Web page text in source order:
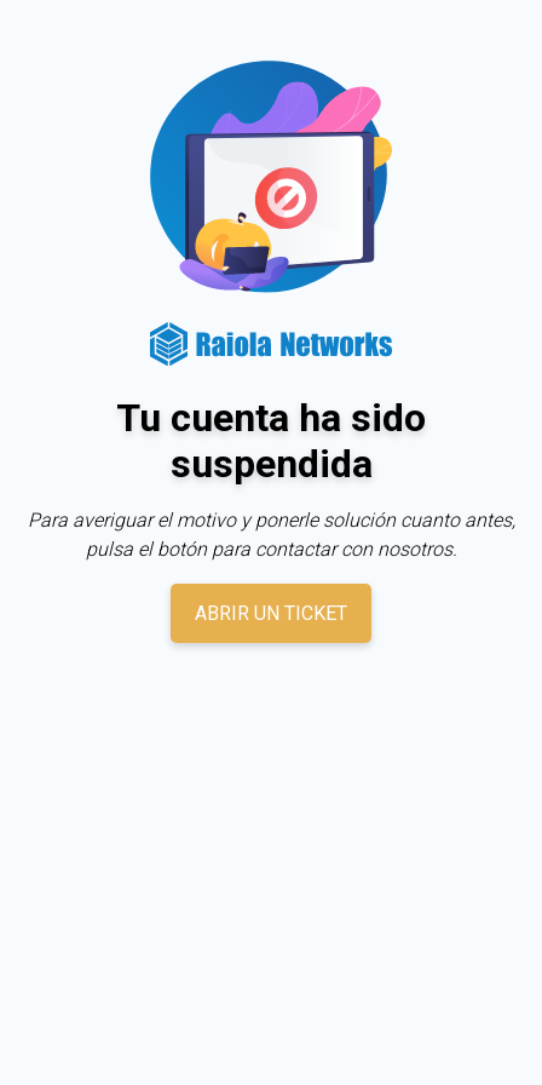
Tu cuenta ha sido
suspendida
Para averiguar el motivo y ponerle solución cuanto antes,
pulsa el botón para contactar con nosotros.
ABRIR UN TICKET